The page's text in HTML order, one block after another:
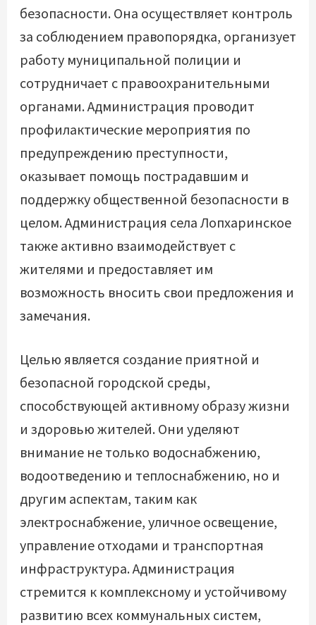
безопасности. Она осуществляет контроль
за соблюдением правопорядка, организует
работу муниципальной полиции и
сотрудничает с правоохранительными
органами. Администрация проводит
профилактические мероприятия по
предупреждению преступности,
оказывает помощь пострадавшим и
поддержку общественной безопасности в
целом. Администрация села Лопхаринское
также активно взаимодействует с
жителями и предоставляет им
возможность вносить свои предложения и
замечания.
Целью является создание приятной и
безопасной городской среды,
способствующей активному образу жизни
и здоровью жителей. Они уделяют
внимание не только водоснабжению,
водоотведению и теплоснабжению, но и
другим аспектам, таким как
электроснабжение, уличное освещение,
управление отходами и транспортная
инфраструктура. Администрация
стремится к комплексному и устойчивому
развитию всех коммунальных систем,